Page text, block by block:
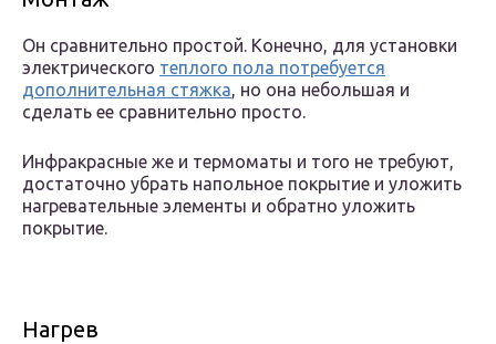
Он сравнительно простой. Конечно, для установки
электрического теплого пола потребуется
дополнительная стяжка, но она небольшая и
сделать ее сравнительно просто.
Инфракрасные же и термоматы и того не требуют,
достаточно убрать напольное покрытие и уложить
нагревательные элементы и обратно уложить
покрытие.
Нагрев